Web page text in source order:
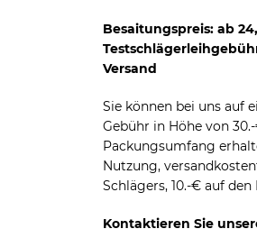
Besaitungspreis: ab
Versand
Sie können bei uns auf
Gebühr in Höhe von
Packungsumfang
Nutzung,
Schlägers, 10.-€ auf den
Kontaktieren Sie